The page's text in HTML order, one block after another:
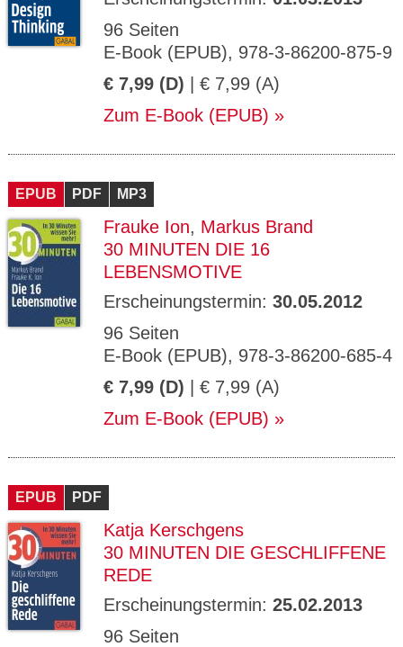
96 Seiten
E-Book (EPUB), 978-3-86200-875-9
€ 7,99 (D) | € 7,99 (A)
Zum E-Book (EPUB)
EPUB PDF MP3
Frauke Ion, Markus Brand
30 MINUTEN DIE 16
LEBENSMOTIVE
Erscheinungstermin: 30.05.2012
96 Seiten
E-Book (EPUB), 978-3-86200-685-4
€ 7,99 (D) | € 7,99 (A)
Zum E-Book (EPUB)
EPUB PDF
Katja Kerschgens
30 MINUTEN DIE GESCHLIFFENE
REDE
Erscheinungstermin: 25.02.2013
96 Seiten